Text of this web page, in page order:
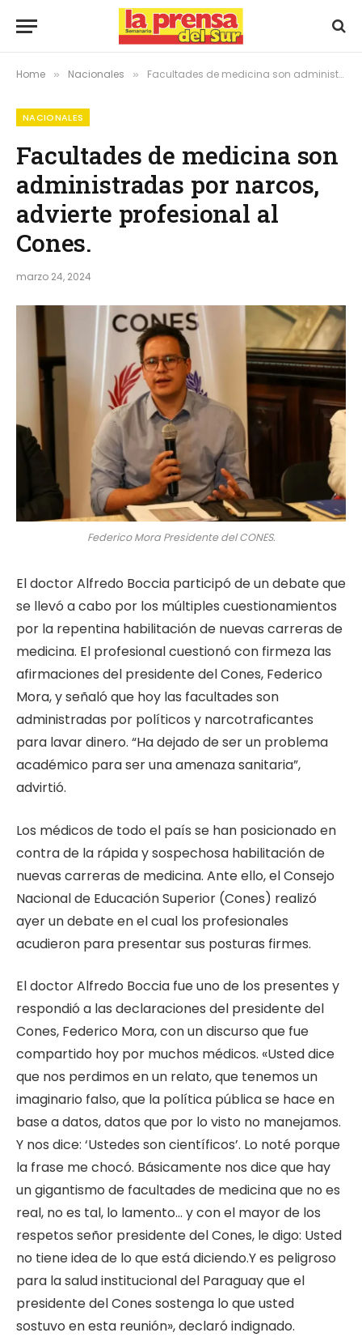
Home » Nacionales » Facultades de medicina son administradas por narcos, advierte profesional al Cones.
NACIONALES
Facultades de medicina son
administradas por narcos,
advierte profesional al
Cones.
marzo 24, 2024
Federico Mora Presidente del CONES.
El doctor Alfredo Boccia participó de un debate que
se llevó a cabo por los múltiples cuestionamientos
por la repentina habilitación de nuevas carreras de
medicina. El profesional cuestionó con firmeza las
afirmaciones del presidente del Cones, Federico
Mora, y señaló que hoy las facultades son
administradas por políticos y narcotraficantes
para lavar dinero. “Ha dejado de ser un problema
académico para ser una amenaza sanitaria”,
advirtió.
Los médicos de todo el país se han posicionado en
contra de la rápida y sospechosa habilitación de
nuevas carreras de medicina. Ante ello, el Consejo
Nacional de Educación Superior (Cones) realizó
ayer un debate en el cual los profesionales
acudieron para presentar sus posturas firmes.
El doctor Alfredo Boccia fue uno de los presentes y
respondió a las declaraciones del presidente del
Cones, Federico Mora, con un discurso que fue
compartido hoy por muchos médicos. «Usted dice
que nos perdimos en un relato, que tenemos un
imaginario falso, que la política pública se hace en
base a datos, datos que por lo visto no manejamos.
Y nos dice: ‘Ustedes son científicos’. Lo noté porque
la frase me chocó. Básicamente nos dice que hay
un gigantismo de facultades de medicina que no es
real, no es tal, lo lamento… y con el mayor de los
respetos señor presidente del Cones, le digo: Usted
no tiene idea de lo que está diciendo.Y es peligroso
para la salud institucional del Paraguay que el
presidente del Cones sostenga lo que usted
sostuvo en esta reunión», declaró indignado.